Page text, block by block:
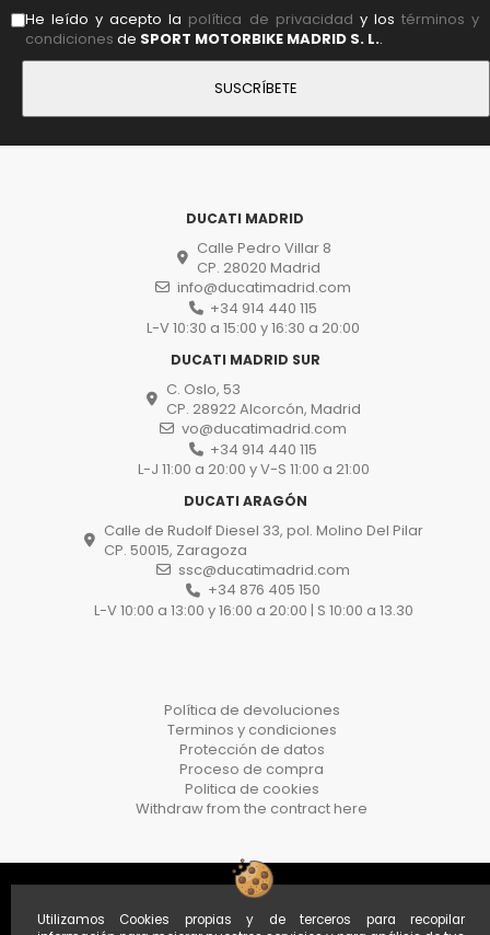
Utilizamos Cookies propias y de terceros para recopilar
He leído y acepto la política de privacidad y lostérminos y
condiciones de SPORT MOTORBIKE MADRID S. L..
DUCATI MADRID
Calle Pedro Villar 8
CP. 28020 Madrid
info@ducatimadrid.com
+34 914 440 115
L-V 10:30 a 15:00 y 16:30 a 20:00
DUCATI MADRID SUR
C. Oslo, 53
CP. 28922 Alcorcón, Madrid
vo@ducatimadrid.com
+34 914 440 115
L-J 11:00 a 20:00 y V-S 11:00 a 21:00
DUCATI ARAGÓN
Calle de Rudolf Diesel 33, pol. Molino Del Pilar
CP. 50015, Zaragoza
ssc@ducatimadrid.com
+34 876 405 150
L-V 10:00 a 13:00 y 16:00 a 20:00 | S 10:00 a 13.30
Política de devoluciones
Terminos y condiciones
Protección de datos
Proceso de compra
Politica de cookies
Withdraw from the contract here